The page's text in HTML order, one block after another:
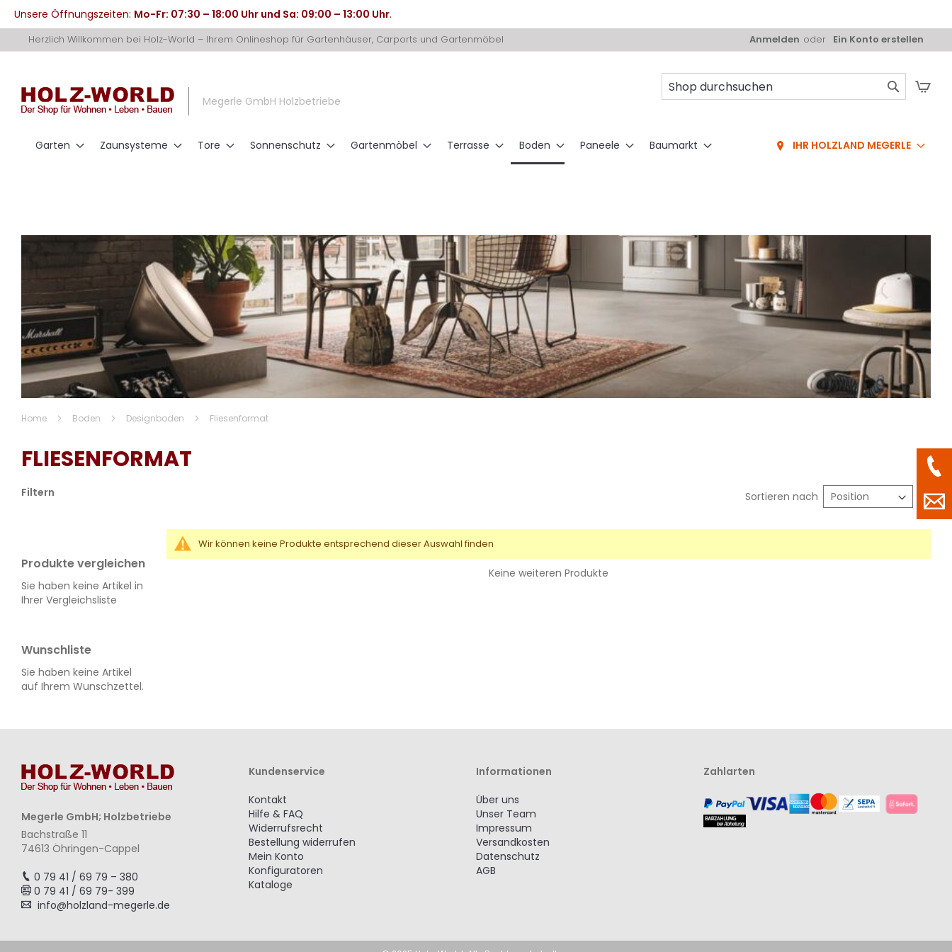
Unsere Öffnungszeiten: Mo-Fr: 07:30 – 18:00 Uhr und Sa: 09:00 – 13:00 Uhr.
zum
Herzlich Willkommen bei Holz-World – Ihrem Onlineshop für Gartenhäuser, Carports und Gartenmöbel Anmelden Ein Konto erstellen
Megerle GmbH Holzbetriebe
Garten Zaunsysteme Tore Sonnenschutz Gartenmöbel Terrasse Boden Paneele Baumarkt IHR HOLZLAND MEGERLE
Home Boden Designboden Fliesenformat
FLIESENFORMAT
Sortieren nach
In
Wir können keine Produkte entsprechend dieser Auswahl finden
Keine weiteren Produkte
Filtern
Produkte vergleichen
Sie haben keine Artikel in
Ihrer Vergleichsliste
Wunschliste
Sie haben keine Artikel
auf Ihrem Wunschzettel.
Megerle GmbH; Holzbetriebe
Bachstraße 11
74613 Öhringen-Cappel
0 79 41 / 69 79 – 380
0 79 41 / 69 79- 399
info@holzland-megerle.de
Kundenservice
Kontakt
Hilfe & FAQ
Widerrufsrecht
Bestellung widerrufen
Mein Konto
Konfiguratoren
Kataloge
Informationen
Über uns
Unser Team
Impressum
Versandkosten
Datenschutz
AGB
Zahlarten